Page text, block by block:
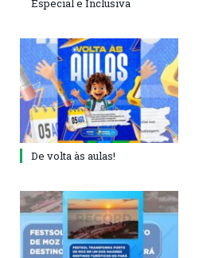
Especial e Inclusiva
De volta às aulas!